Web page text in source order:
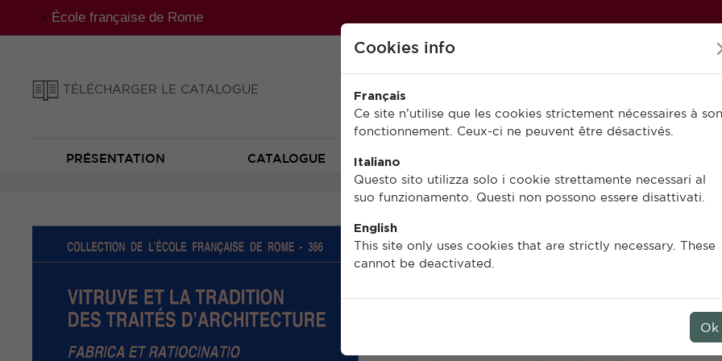
École française de Rome
TÉLÉCHARGER LE CATALOGUE
PRÉSENTATION CATALOGUE
Pierre Gros
des traités
Cookies info
Français
Ce site n’utilise que les cookies strictement nécessaires à son
fonctionnement. Ceux-ci ne peuvent être désactivés.
Italiano
Questo sito utilizza solo i cookie strettamente necessari al
suo funzionamento. Questi non possono essere disattivati.
English
This site only uses cookies that are strictly necessary. These
cannot be deactivated.
Ok